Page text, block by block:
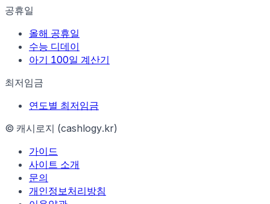
공휴일
올해 공휴일
수능 디데이
아기 100일 계산기
최저임금
연도별 최저임금
© 캐시로지 (cashlogy.kr)
가이드
사이트 소개
문의
개인정보처리방침